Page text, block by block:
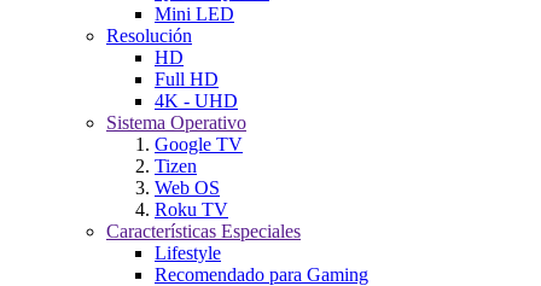
Mini LED
Resolución
HD
Full HD
4K - UHD
Sistema Operativo
Google TV
Tizen
Web OS
Roku TV
Características Especiales
Lifestyle
Recomendado para Gaming